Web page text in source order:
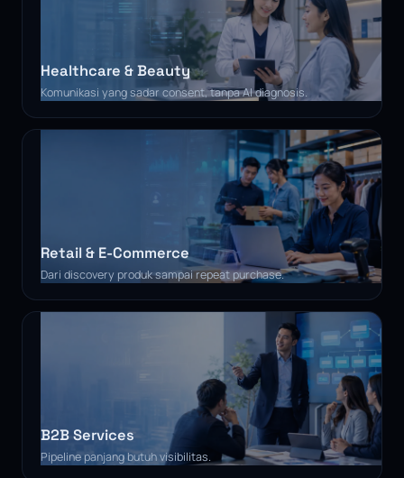
Healthcare & Beauty
Komunikasi yang sadar consent, tanpa AI diagnosis.
Retail & E-Commerce
Dari discovery produk sampai repeat purchase.
B2B Services
Pipeline panjang butuh visibilitas.